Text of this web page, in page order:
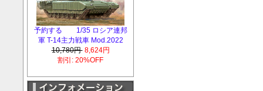
予約する 1/35 ロシア連邦
軍 T-14主力戦車 Mod.2022
10,780円 8,624円
割引: 20%OFF